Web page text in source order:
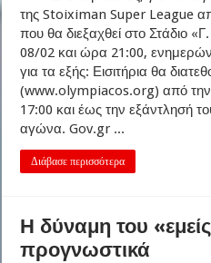
της Stoiximan Super League
που θα διεξαχθεί στο Στάδιο
08/02 και ώρα 21:00,
για τα εξής: Εισιτήρια θα
(www.olympiacos.org) από
17:00 και έως την εξάντλησή
αγώνα. Gov.gr ...
Διάβασε περισσότερα
Η δύναμη του
προγνωστικά